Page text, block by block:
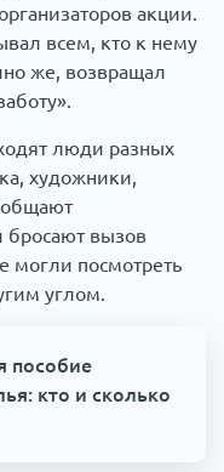
акции.
всем, кто к нему
же, возвращал
люди разных
художники,
бросают вызов
могли посмотреть
углом.
пособие
кто и сколько